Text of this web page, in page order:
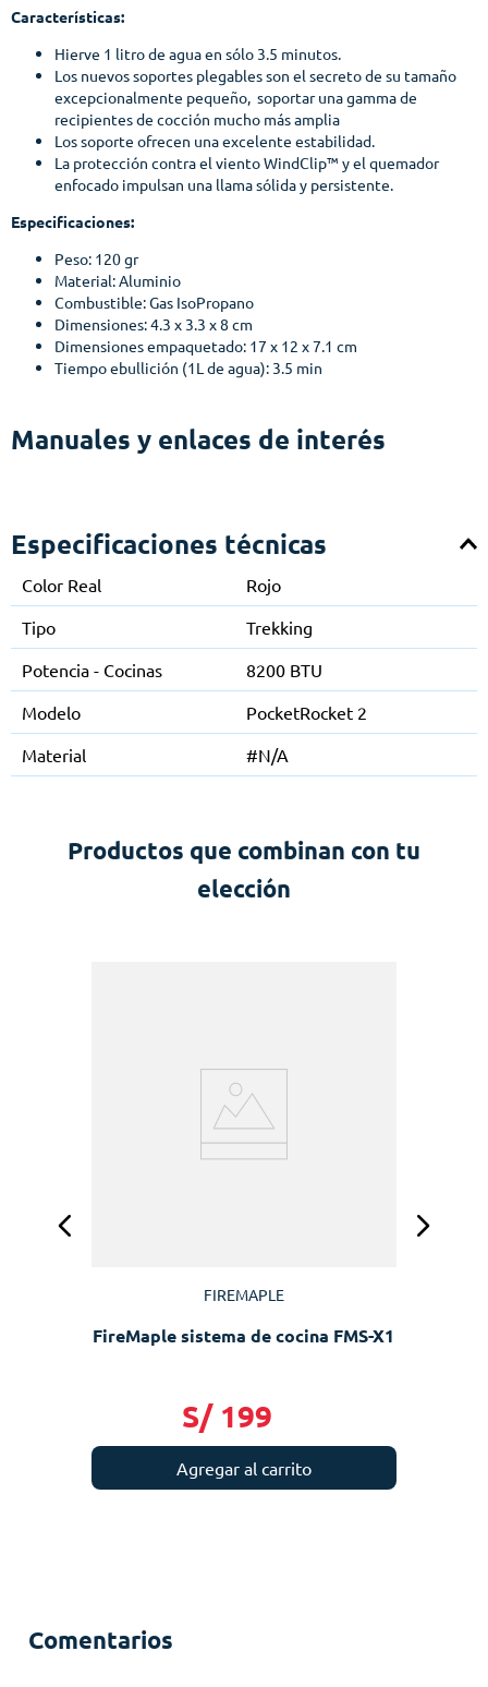
Características:
Hierve 1 litro de agua en sólo 3.5 minutos.
Los nuevos soportes plegables son el secreto de su tamaño
excepcionalmente pequeño, soportar una gamma de
recipientes de cocción mucho más amplia
Los soporte ofrecen una excelente estabilidad.
La protección contra el viento WindClip™ y el quemador
enfocado impulsan una llama sólida y persistente.
Especificaciones:
Peso: 120 gr
Material: Aluminio
Combustible: Gas IsoPropano
Dimensiones: 4.3 x 3.3 x 8 cm
Dimensiones empaquetado: 17 x 12 x 7.1 cm
Tiempo ebullición (1L de agua): 3.5 min
Manuales y enlaces de interés
Especificaciones técnicas
Color Real
Rojo
Tipo
Trekking
Potencia - Cocinas
8200 BTU
Modelo
PocketRocket 2
Material
#N/A
Productos que combinan con tu
elección
FIREMAPLE
FireMaple sistema de cocina FMS-X1
S/ 199
Agregar al carrito
Comentarios